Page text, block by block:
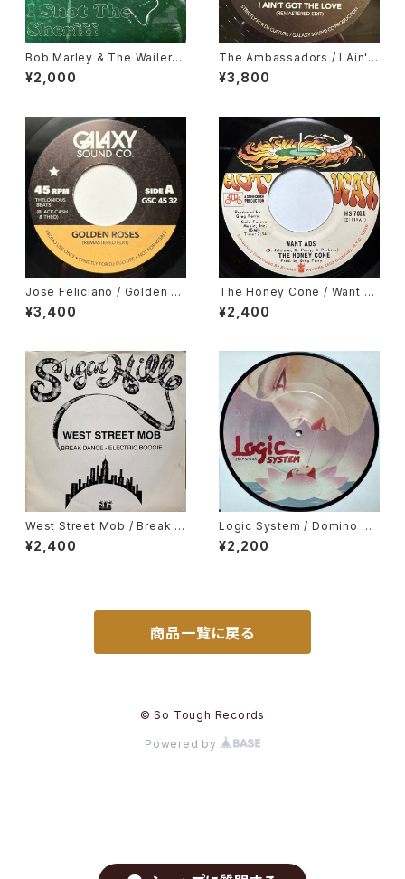
Bob Marley & The Wailers
/ I Shot The Sheriff
¥2,000
The Ambassadors / I Ain't
Got The Love, Nancy Hollo
way / Hurts So Bad
¥3,800
Jose Feliciano / Golden La
dy, Gene Harris / Losalamit
oslatinfunklovesong
¥3,400
The Honey Cone / Want A
ds
¥2,400
West Street Mob / Break D
ance - Electric Boogie
¥2,400
Logic System / Domino Da
nce, Be Yourself
¥2,200
商品一覧に戻る
© So Tough Records
Powered by